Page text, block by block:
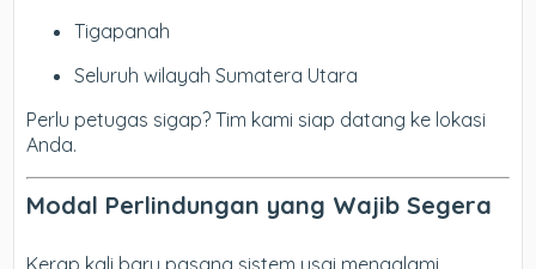
Tigapanah
Seluruh wilayah Sumatera Utara
Perlu petugas sigap? Tim kami siap datang ke lokasi
Anda.
Modal Perlindungan yang Wajib Segera